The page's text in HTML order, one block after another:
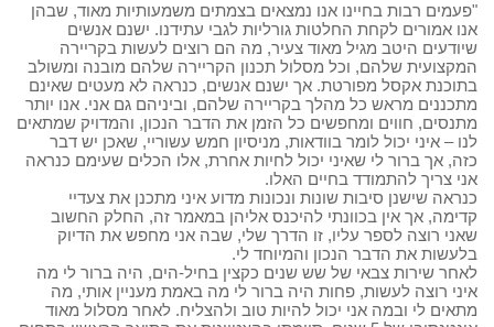
"פעמים רבות בחיינו אנו נמצאים בצמתים משמעותיות מאוד, שבהן
אנו אמורים לקחת החלטות גורליות לגבי עתידנו. ישנם אנשים
שיודעים היטב מגיל מאוד צעיר, מה הם רוצים לעשות בקריירה
המקצועית שלהם, וכל מסלול תכנון הקריירה שלהם מובנה ומשולב
בתוכנת אקסל מפורטת. אך ישנם אנשים, כנראה לא מעטים שאינם
מתכננים מראש כל מהלך בקריירה שלהם, וביניהם גם אני. אנו יותר
מתנסים, חווים ומחפשים כל הזמן את הדבר הנכון, והמדויק שמתאים
לנו – איני יכול לומר בוודאות, מניסיון חמש עשוריי, שאכן יש דבר
כזה, אך ברור לי שאיני יכול לחיות אחרת, אלו הכלים שעימם כנראה
אני צריך להתמודד בחיים האלו.
כנראה שישנן סיבות שונות ונכונות מדוע איני מתכנן את צעדיי
קדימה, אך אין בכוונתי להיכנס אליהן במאמר זה, החלק החשוב
שאני רוצה לספר עליו, זו הדרך שלי, שבה אני מחפש את הדיוק
בלעשות את הדבר הנכון והמיוחד לי.
לאחר שירות צבאי של שש שנים כקצין בחיל-הים, היה ברור לי מה
איני רוצה לעשות, פחות היה ברור לי מה באמת מעניין אותי, מה
מתאים לי ובמה אני יכול להיות טוב ולהצליח. לאחר מסלול מאוד